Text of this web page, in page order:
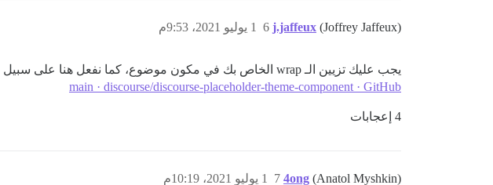
j.jaffeux (Joffrey Jaffeux) 1 يوليو 2021، 9:53م 6
يجب عليك تزيين الـ wrap الخاص بك في مكون موضوع، كما نفعل هنا على سبيل المثال:
main · discourse/discourse-placeholder-theme-component · GitHub
4 إعجابات
4ong (Anatol Myshkin) 1 يوليو 2021، 10:19م 7